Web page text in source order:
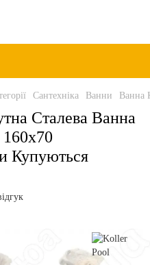
Сантехніка Ванни Ванна
Сталева Ванна
Купуються